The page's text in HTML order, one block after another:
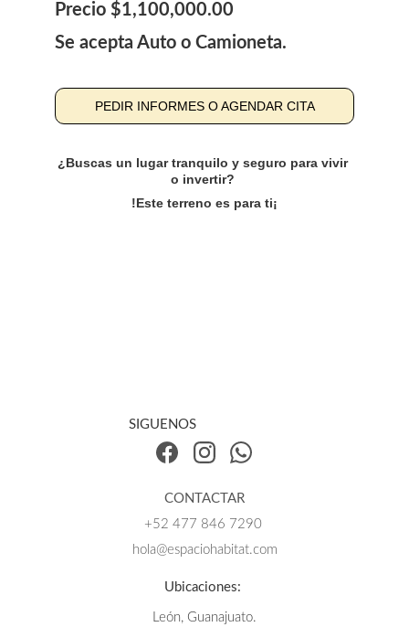
Precio $1,100,000.00
Se acepta Auto o Camioneta.
PEDIR INFORMES O AGENDAR CITA
¿Buscas un lugar tranquilo y seguro para vivir
o invertir?
!Este terreno es para ti¡
CONTACTAR
+52 47 7 846 7290
hola@espaciohabitat.com
SIGUENOS
Ubicaciones:
León, Guanajuato.